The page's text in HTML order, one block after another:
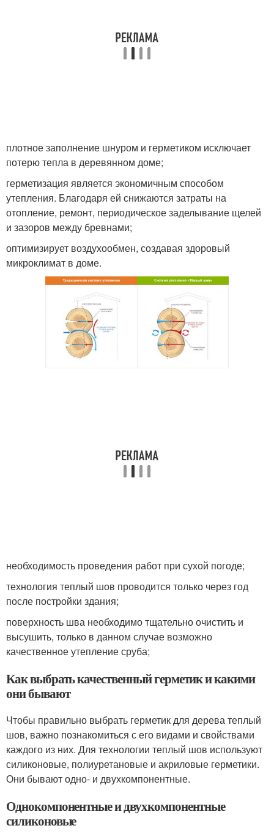
плотное заполнение шнуром и герметиком исключает
потерю тепла в деревянном доме;
герметизация является экономичным способом
утепления. Благодаря ей снижаются затраты на
отопление, ремонт, периодическое заделывание щелей
и зазоров между бревнами;
оптимизирует воздухообмен, создавая здоровый
микроклимат в доме.
необходимость проведения работ при сухой погоде;
технология теплый шов проводится только через год
после постройки здания;
поверхность шва необходимо тщательно очистить и
высушить, только в данном случае возможно
качественное утепление сруба;
Как выбрать качественный герметик и какими
они бывают
Чтобы правильно выбрать герметик для дерева теплый
шов, важно познакомиться с его видами и свойствами
каждого из них. Для технологии теплый шов используют
силиконовые, полиуретановые и акриловые герметики.
Они бывают одно- и двухкомпонентные.
Однокомпонентные и двухкомпонентные
силиконовые